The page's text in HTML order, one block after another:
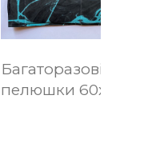
Багаторазові
пелюшки 60х40